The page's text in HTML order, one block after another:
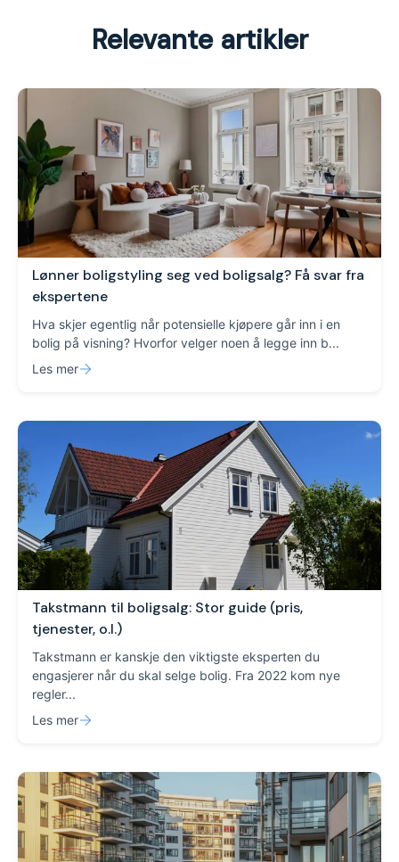
Relevante artikler
Lønner boligstyling seg ved boligsalg? Få svar fra
ekspertene
Hva skjer egentlig når potensielle kjøpere går inn i en
bolig på visning? Hvorfor velger noen å legge inn b...
Les mer
Takstmann til boligsalg: Stor guide (pris,
tjenester, o.l.)
Takstmann er kanskje den viktigste eksperten du
engasjerer når du skal selge bolig. Fra 2022 kom nye
regler...
Les mer